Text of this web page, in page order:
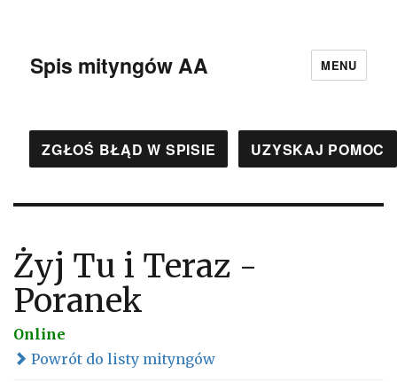
Spis mityngów AA MENU
ZGŁOŚ BŁĄD W SPISIE UZYSKAJ POMOC
Żyj Tu i Teraz -
Poranek
Online
Powrót do listy mityngów